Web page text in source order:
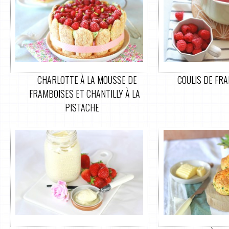
CHARLOTTE À LA MOUSSE DE
FRAMBOISES ET CHANTILLY À LA
PISTACHE
COULIS DE